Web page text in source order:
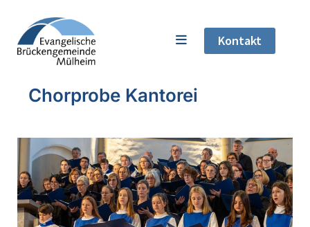
Kontakt
Chorprobe Kantorei